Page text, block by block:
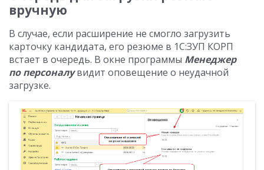
вручную
В случае, если расширение не смогло загрузить
карточку кандидата, его резюме в 1С:ЗУП КОРП
встает в очередь. В окне программы Менеджер
по персоналувидит оповещение о неудачной
загрузке.